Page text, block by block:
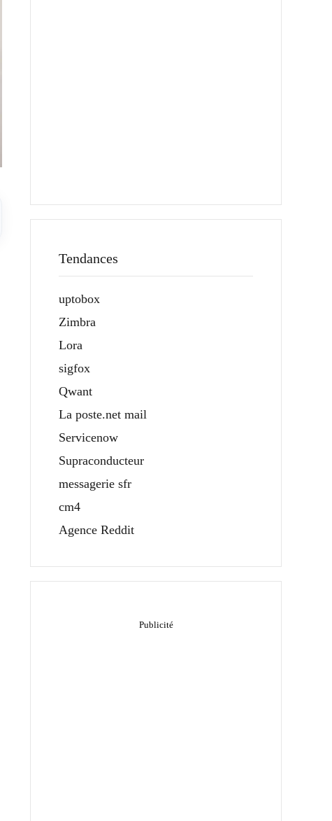
Tendances
uptobox
Zimbra
Lora
sigfox
Qwant
La poste.net mail
Servicenow
Supraconducteur
messagerie sfr
cm4
Agence Reddit